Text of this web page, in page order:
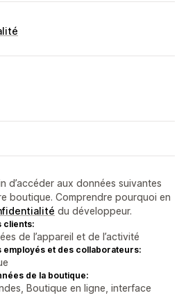
d’accéder aux données suivantes
boutique. Comprendre pourquoi en
du développeur.
clients:
de l’appareil et de l’activité
et des collaborateurs:
de la boutique:
Boutique en ligne, interface